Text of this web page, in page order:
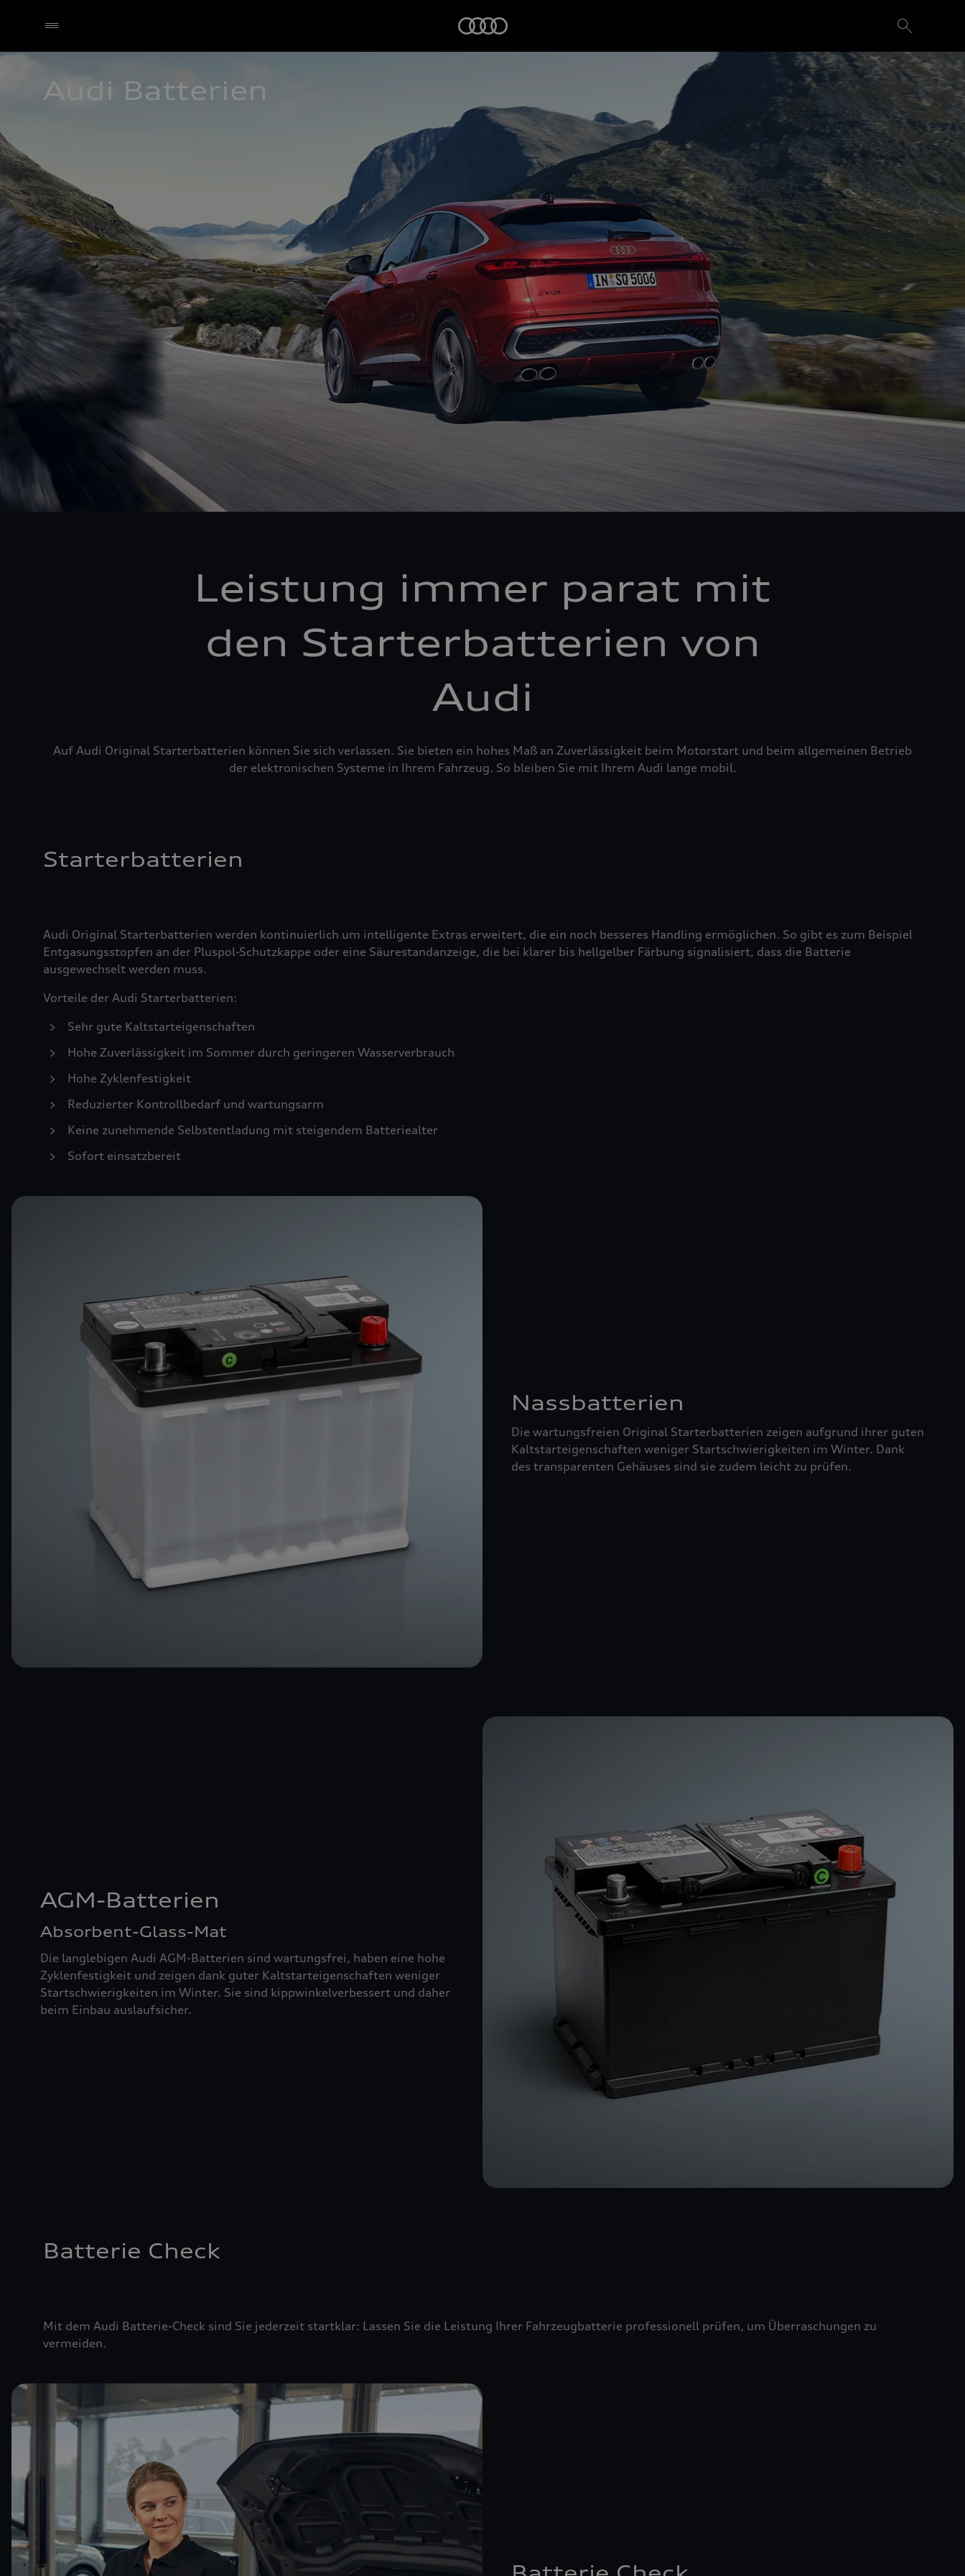
Audi Batterien
Leistung immer parat mit
den Starterbatterien von
Audi
Auf Audi Original Starterbatterien können Sie sich verlassen. Sie bieten ein hohes Maß an Zuverlässigkeit beim Motorstart und beim allgemeinen Betrieb
der elektronischen Systeme in Ihrem Fahrzeug. So bleiben Sie mit Ihrem Audi lange mobil.
Starterbatterien
Audi Original Starterbatterien werden kontinuierlich um intelligente Extras erweitert, die ein noch besseres Handling ermöglichen. So gibt es zum Beispiel
Entgasungsstopfen an der Pluspol-Schutzkappe oder eine Säurestandanzeige, die bei klarer bis hellgelber Färbung signalisiert, dass die Batterie
ausgewechselt werden muss.
Vorteile der Audi Starterbatterien:
Sehr gute Kaltstarteigenschaften
Hohe Zuverlässigkeit im Sommer durch geringeren Wasserverbrauch
Hohe Zyklenfestigkeit
Reduzierter Kontrollbedarf und wartungsarm
Keine zunehmende Selbstentladung mit steigendem Batteriealter
Sofort einsatzbereit
Nassbatterien
Die wartungsfreien Original Starterbatterien zeigen aufgrund ihrer guten
Kaltstarteigenschaften weniger Startschwierigkeiten im Winter. Dank
des transparenten Gehäuses sind sie zudem leicht zu prüfen.
AGM-Batterien
Absorbent-Glass-Mat
Die langlebigen Audi AGM-Batterien sind wartungsfrei, haben eine hohe
Zyklenfestigkeit und zeigen dank guter Kaltstarteigenschaften weniger
Startschwierigkeiten im Winter. Sie sind kippwinkelverbessert und daher
beim Einbau auslaufsicher.
Batterie Check
Mit dem Audi Batterie-Check sind Sie jederzeit startklar: Lassen Sie die Leistung Ihrer Fahrzeugbatterie professionell prüfen, um Überraschungen zu
vermeiden.